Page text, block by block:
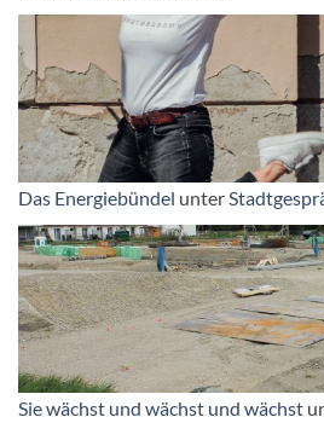
Das Energiebündel unter
Sie wächst und wächst und wächst